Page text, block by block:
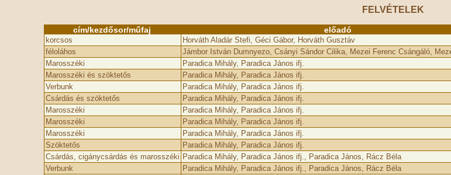
FELVÉTELEK
cím/kezdősor/műfaj előadó
korcsos Horváth Aladár Stefi, Géci Gábor, Horváth Gusztáv
féloláhos
Jámbor István Dumnyezo, Csányi Sándor Cilika, Mezei Ferenc Csángáló,
Marosszéki
Paradica Mihály, Paradica János ifj.
Marosszéki és szöktetős
Paradica Mihály, Paradica János ifj.
Verbunk
Paradica Mihály, Paradica János ifj.
Csárdás és szöktetős
Paradica Mihály, Paradica János ifj.
Marosszéki
Paradica Mihály, Paradica János ifj.
Marosszéki
Paradica Mihály, Paradica János ifj.
Marosszéki
Paradica Mihály, Paradica János ifj.
Szöktetős
Paradica Mihály, Paradica János ifj.
Csárdás, cigánycsárdás és marosszéki Paradica Mihály, Paradica János ifj., Paradica János, Rácz Béla
Verbunk
Paradica Mihály, Paradica János ifj., Paradica János, Rácz Béla